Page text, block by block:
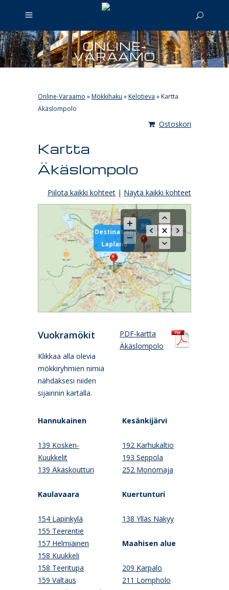
ONLINE-
VARAAMO
Online-Varaamo »Mökkihaku »Kelotieva »Kartta
Äkäslompolo
Ostoskori
Kartta
Äkäslompolo
Piilota kaikki kohteet | Näytä kaikki kohteet
96
Destination
Lapland
Vuokramökit
Klikkaa alla olevia
mökkiryhmien nimiä
nähdäksesi niiden
sijainnin kartalla.
PDF-kartta
Äkäslompolo
Hannukainen
139 Kosken-
Kuukkelit
139 Äkäskoutturi
Kaulavaara
154 Lapinkylä
155 Teerentie
157 Helmiäinen
158 Kuukkeli
158 Teeritupa
159 Valtaus
Kesänkijärvi
192 Karhukaltio
193 Seppola
252 Monomaja
Kuertunturi
138 Ylläs Näkyy
Maahisen alue
209 Karpalo
211 Lompholo